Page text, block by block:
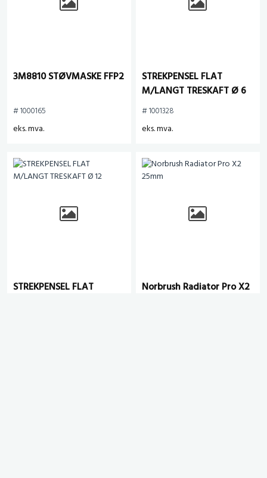
3M8810 STØVMASKE FFP2
# 1000165
eks. mva.
STREKPENSEL FLAT
M/LANGT TRESKAFT Ø 6
# 1001328
eks. mva.
STREKPENSEL FLAT
Norbrush Radiator Pro X2